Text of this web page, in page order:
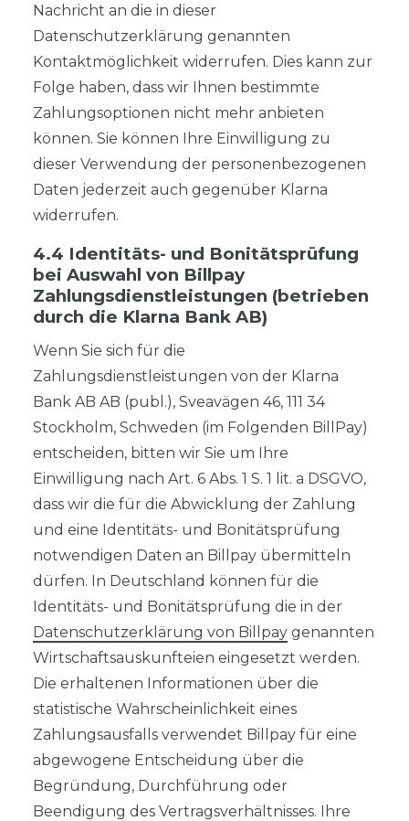
Nachricht an die in dieser
Datenschutzerklärung genannten
Kontaktmöglichkeit widerrufen. Dies kann zur
Folge haben, dass wir Ihnen bestimmte
Zahlungsoptionen nicht mehr anbieten
können. Sie können Ihre Einwilligung zu
dieser Verwendung der personenbezogenen
Daten jederzeit auch gegenüber Klarna
widerrufen.
4.4 Identitäts- und Bonitätsprüfung
bei Auswahl von Billpay
Zahlungsdienstleistungen (betrieben
durch die Klarna Bank AB)
Wenn Sie sich für die
Zahlungsdienstleistungen von der Klarna
Bank AB AB (publ.), Sveavägen 46, 111 34
Stockholm, Schweden (im Folgenden BillPay)
entscheiden, bitten wir Sie um Ihre
Einwilligung nach Art. 6 Abs. 1 S. 1 lit. a DSGVO,
dass wir die für die Abwicklung der Zahlung
und eine Identitäts- und Bonitätsprüfung
notwendigen Daten an Billpay übermitteln
dürfen. In Deutschland können für die
Identitäts- und Bonitätsprüfung die in der
Datenschutzerklärung von Billpay genannten
Wirtschaftsauskunfteien eingesetzt werden.
Die erhaltenen Informationen über die
statistische Wahrscheinlichkeit eines
Zahlungsausfalls verwendet Billpay für eine
abgewogene Entscheidung über die
Begründung, Durchführung oder
Beendigung des Vertragsverhältnisses. Ihre